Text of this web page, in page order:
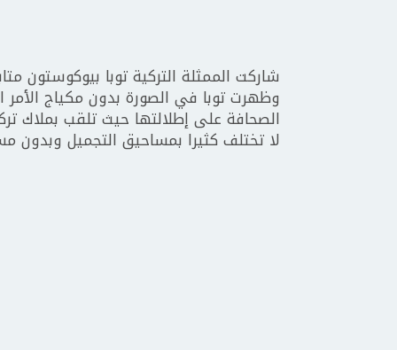
شاركت الممثلة التركية توبا بيوكوستون
وظهرت توبا في الصورة بدون مكياج الأمر
الصحافة على إطلالتها حيث تلقب بملاك
لا تختلف كثيرا بمساحيق التجميل وبدون